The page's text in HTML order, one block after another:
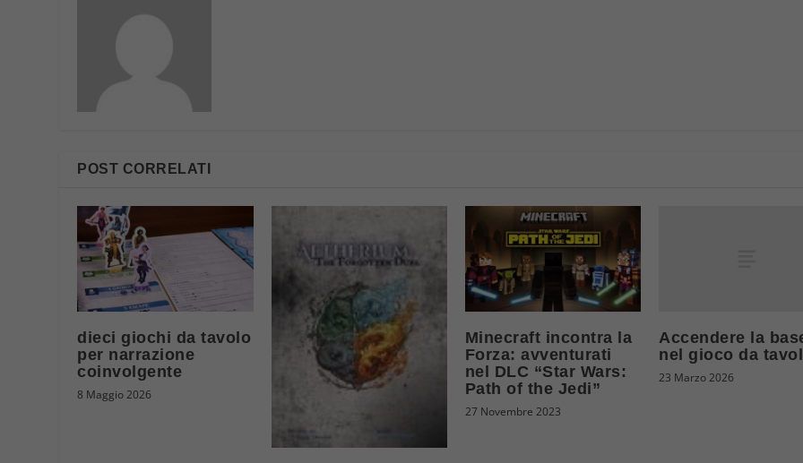
POST CORRELATI
dieci giochi da tavolo
per narrazione
coinvolgente
8 Maggio 2026
Minecraft incontra la
Forza: avventurati
nel DLC “Star Wars:
Path of the Jedi”
27 Novembre 2023
Accendere la
nel gioco da
23 Marzo 2026